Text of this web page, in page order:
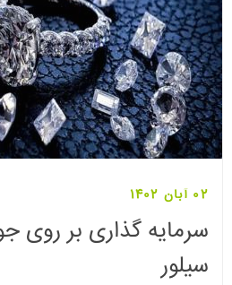
02 آبان 1402
سرمایه گذاری بر روی
سیلور